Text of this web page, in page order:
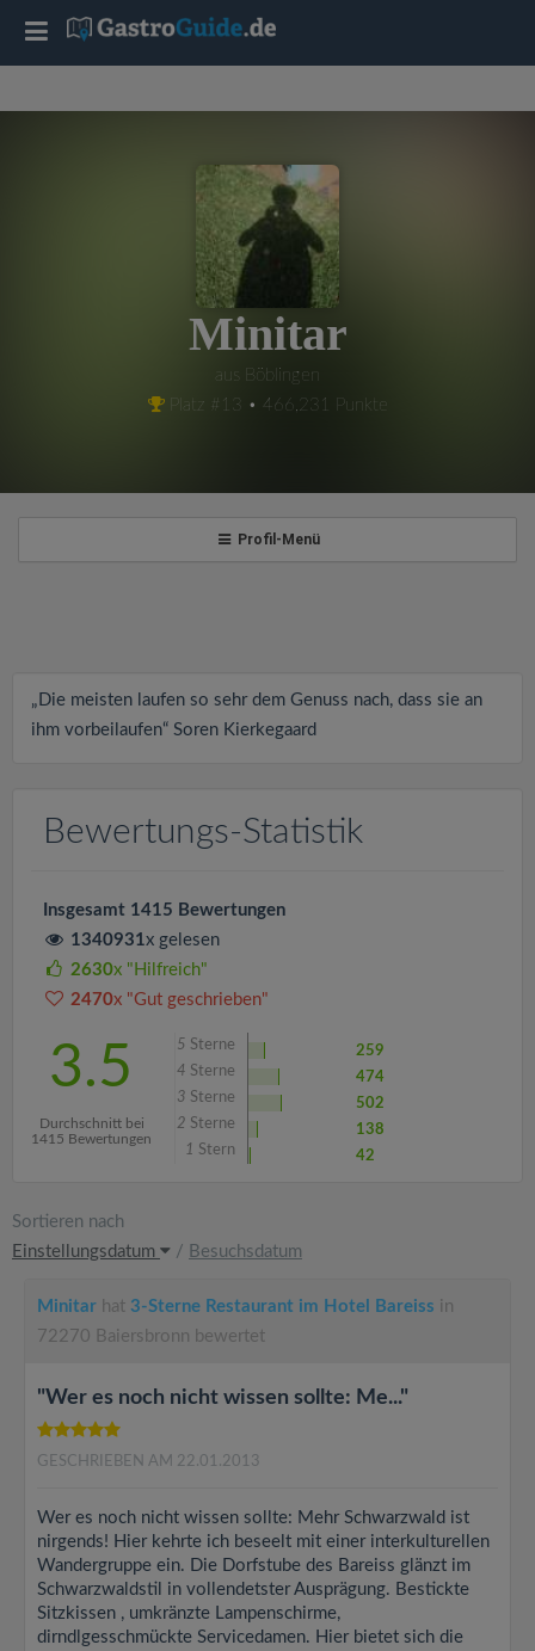
Minitar
aus Böblingen
Platz #13 • 466,231 Punkte
Profil-Menü
„Die meisten laufen so sehr dem Genuss nach, dass sie an
ihm vorbeilaufen“ Soren Kierkegaard
Bewertungs-Statistik
Insgesamt 1415 Bewertungen
1340931x gelesen
2630x "Hilfreich"
2470x "Gut geschrieben"
3.5
Durchschnitt bei
1415 Bewertungen
5 Sterne
259
4 Sterne
474
3 Sterne
502
2 Sterne
138
1 Stern 42
Sortieren nach
Einstellungsdatum
/ Besuchsdatum
Minitar hat 3-Sterne Restaurant im Hotel Bareiss in
72270 Baiersbronn bewertet
"Wer es noch nicht wissen sollte: Me..."
GESCHRIEBEN AM 22.01.2013
Wer es noch nicht wissen sollte: Mehr Schwarzwald ist
nirgends! Hier kehrte ich beseelt mit einer interkulturellen
Wandergruppe ein. Die Dorfstube des Bareiss glänzt im
Schwarzwaldstil in vollendetster Ausprägung. Bestickte
Sitzkissen , umkränzte Lampenschirme,
dirndlgesschmückte Servicedamen. Hier bietet sich die
T
a
o
n